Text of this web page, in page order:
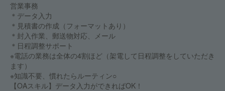
営業事務
＊データ入力
＊見積書の作成（フォーマットあり）
＊封入作業、郵送物対応、メール
＊日程調整サポート
※電話の業務は全体の4割ほど（架電して日程調整をしていただき
ます）
※知識不要、慣れたらルーティン○
【OAスキル】データ入力ができればOK！